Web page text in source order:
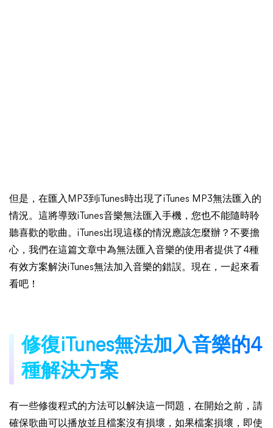
但是，在匯入MP3到iTunes時出現了iTunes MP3無法匯入的
情況。這將導致iTunes音樂無法匯入手機，您也不能隨時聆
聽喜歡的歌曲。iTunes出現這樣的情況應該怎麼辦？不要擔
心，我們在這篇文章中為無法匯入音樂的使用者提供了4種
有效方案解決iTunes無法加入音樂的錯誤。現在，一起來看
看吧！
修復iTunes無法加入音樂的4
種解決方案
有一些修復程式的方法可以解決這一問題，在開始之前，請
確保歌曲可以播放並且檔案沒有損壞，如果檔案損壞，即使